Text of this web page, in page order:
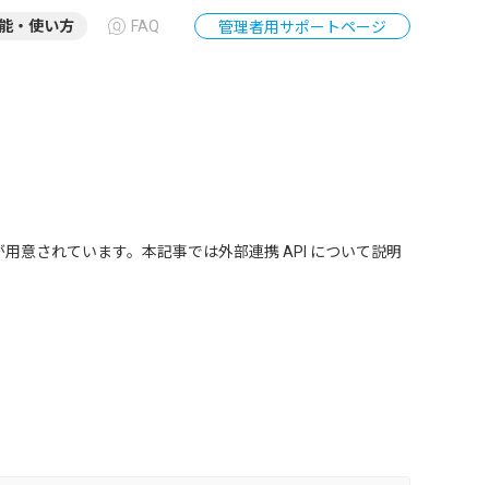
・使い方 FAQ 管理者用サポートページ
意されています。本記事では外部連携 API について説明